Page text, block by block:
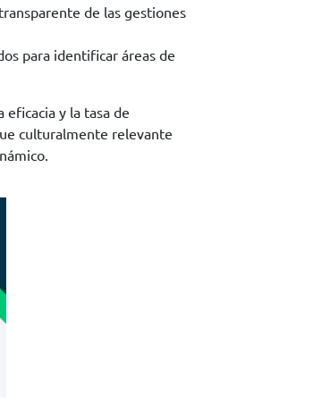
de las gestiones
para identificar áreas de
y la tasa de
culturalmente relevante